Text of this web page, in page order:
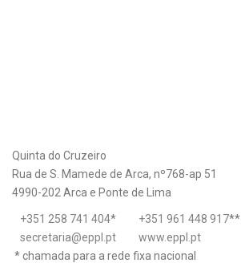
Quinta do Cruzeiro
Rua de S. Mamede de Arca, nº768-ap 51
4990-202 Arca e Ponte de Lima
+351 258 741 404* +351 961 448 917**
secretaria@eppl.pt
www.eppl.pt
* chamada para a rede fixa nacional